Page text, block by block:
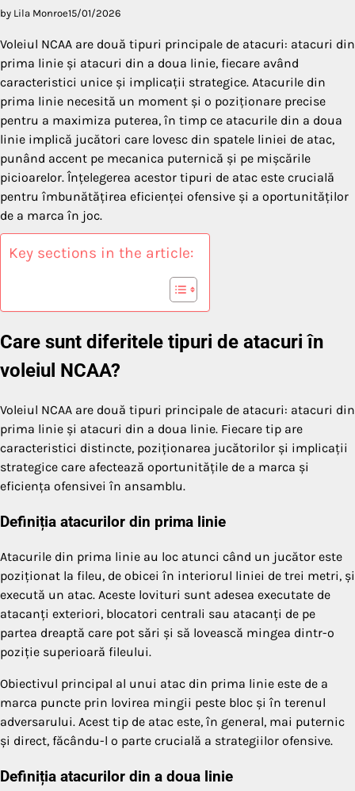
by Lila Monroe15/01/2026
Voleiul NCAA are două tipuri principale de atacuri: atacuri din
prima linie și atacuri din a doua linie, fiecare având
caracteristici unice și implicații strategice. Atacurile din
prima linie necesită un moment și o poziționare precise
pentru a maximiza puterea, în timp ce atacurile din a doua
linie implică jucători care lovesc din spatele liniei de atac,
punând accent pe mecanica puternică și pe mișcările
picioarelor. Înțelegerea acestor tipuri de atac este crucială
pentru îmbunătățirea eficienței ofensive și a oportunităților
de a marca în joc.
Key sections in the article:
Care sunt diferitele tipuri de atacuri în
voleiul NCAA?
Voleiul NCAA are două tipuri principale de atacuri: atacuri din
prima linie și atacuri din a doua linie. Fiecare tip are
caracteristici distincte, poziționarea jucătorilor și implicații
strategice care afectează oportunitățile de a marca și
eficiența ofensivei în ansamblu.
Definiția atacurilor din prima linie
Atacurile din prima linie au loc atunci când un jucător este
poziționat la fileu, de obicei în interiorul liniei de trei metri, și
execută un atac. Aceste lovituri sunt adesea executate de
atacanți exteriori, blocatori centrali sau atacanți de pe
partea dreaptă care pot sări și să lovească mingea dintr-o
poziție superioară fileului.
Obiectivul principal al unui atac din prima linie este de a
marca puncte prin lovirea mingii peste bloc și în terenul
adversarului. Acest tip de atac este, în general, mai puternic
și direct, făcându-l o parte crucială a strategiilor ofensive.
Definiția atacurilor din a doua linie